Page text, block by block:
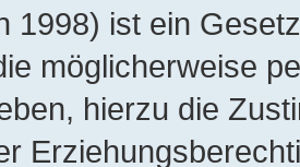
1998) ist ein
möglicherweise
hierzu die